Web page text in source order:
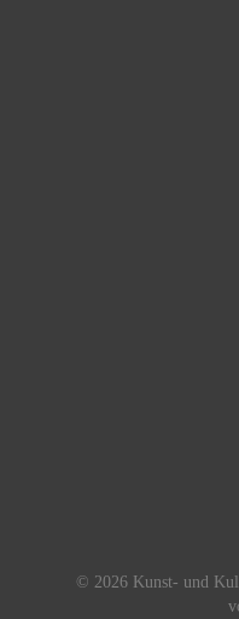
© 2026 Kunst- und